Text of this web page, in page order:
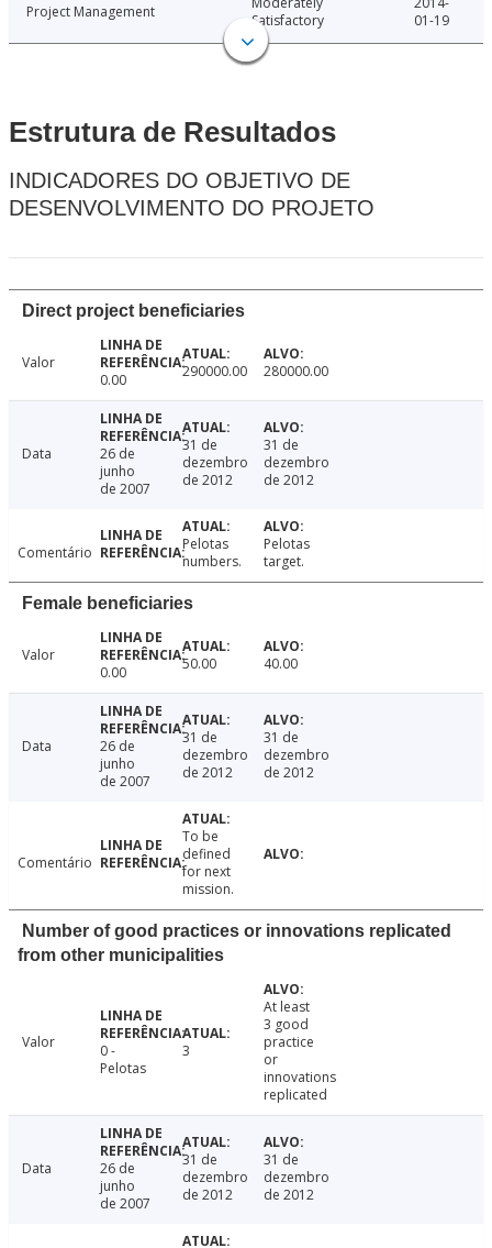
Project Management
Satisfactory
01-19
Estrutura de Resultados
INDICADORES DO OBJETIVO DE
DESENVOLVIMENTO DO PROJETO
Direct project beneficiaries
Valor
0.00
290000.00 280000.00
Data
26 de
junho
de 2007
31 de
dezembro
de 2012
31 de
dezembro
de 2012
Comentário
Pelotas
numbers.
Pelotas
target.
Female beneficiaries
Valor
0.00
50.00 40.00
Data
26 de
junho
de 2007
31 de
dezembro
de 2012
31 de
dezembro
de 2012
Comentário
To be
defined
for next
mission.
Number of good practices or innovations replicated
from other municipalities
Valor
0 -
Pelotas
3
At least
3 good
practice
or
innovations
replicated
Data
26 de
junho
de 2007
31 de
dezembro
de 2012
31 de
dezembro
de 2012